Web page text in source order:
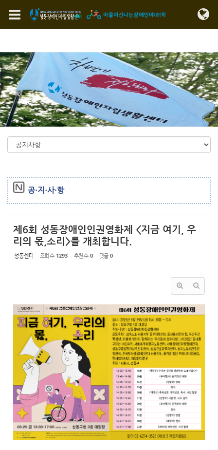
공·지·사·항
제6회 성동장애인인권영화제 <지금 여기, 우
리의 몫,소리>를 개최합니다.
성동센터 조회 수 1293 추천 수 0 댓글 0